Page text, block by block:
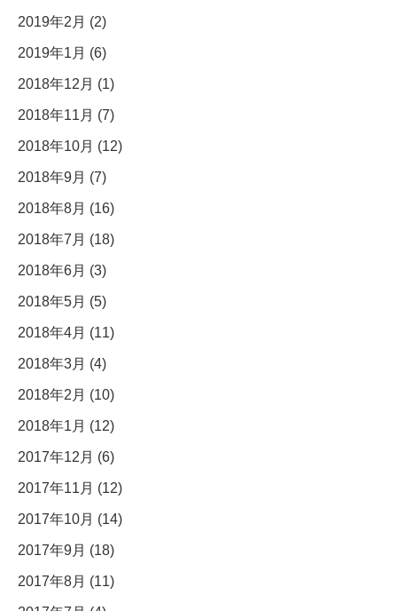
2019年2月 (2)
2019年1月 (6)
2018年12月 (1)
2018年11月 (7)
2018年10月 (12)
2018年9月 (7)
2018年8月 (16)
2018年7月 (18)
2018年6月 (3)
2018年5月 (5)
2018年4月 (11)
2018年3月 (4)
2018年2月 (10)
2018年1月 (12)
2017年12月 (6)
2017年11月 (12)
2017年10月 (14)
2017年9月 (18)
2017年8月 (11)